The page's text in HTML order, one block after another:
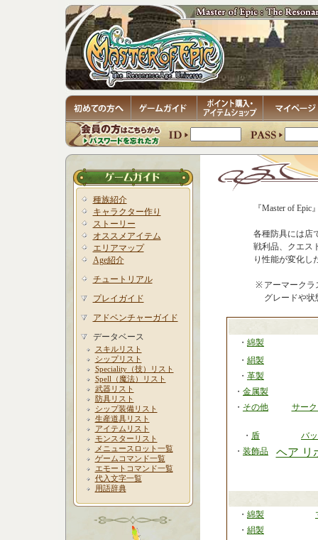
種族紹介
キャラクター作り
ストーリー
オススメアイテム
エリアマップ
Age紹介
チュートリアル
プレイガイド
アドベンチャーガイド
データベース
スキルリスト
シップリスト
Speciality（技）リスト
Spell（魔法）リスト
武器リスト
防具リスト
シップ装備リスト
生産道具リスト
アイテムリスト
モンスターリスト
メニュースロット一覧
ゲームコマンド一覧
エモートコマンド一覧
代入文字一覧
用語辞典
『Master of
各種防具には店
戦利品、クエス
り性能が変化し
※ アーマークラ
グレードや
・ 綿製
・ 絹製
・ 革製
・ 金属製
・ その他 サー
・ 盾
バ
・ 装飾品 ヘア リ
・ 綿製
・ 絹製